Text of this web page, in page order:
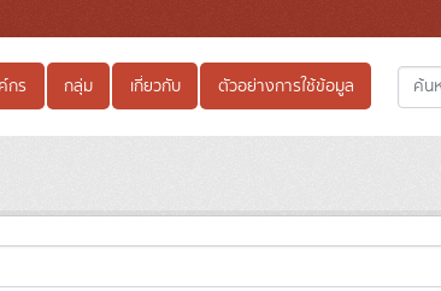
กร กลุ่ม เกี่ยวกับ ตัวอย่างการใช้ข้อมูล